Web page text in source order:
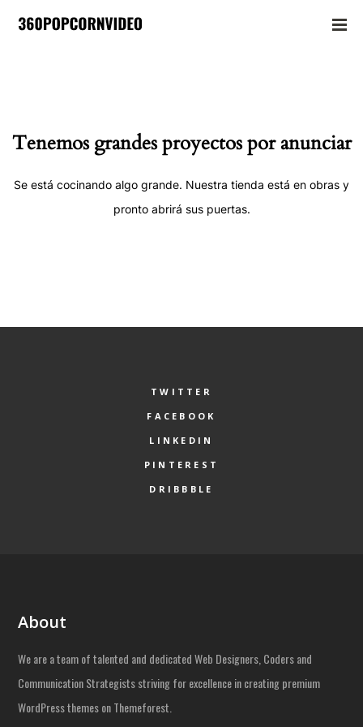
Tenemos grandes proyectos por anunciar
Se está cocinando algo grande. Nuestra tienda está en obras y
pronto abrirá sus puertas.
TWITTER
FACEBOOK
LINKEDIN
PINTEREST
DRIBBBLE
About
We are a team of talented and dedicated Web Designers, Coders and
Communication Strategists striving for excellence in creating premium
WordPress themes on Themeforest.